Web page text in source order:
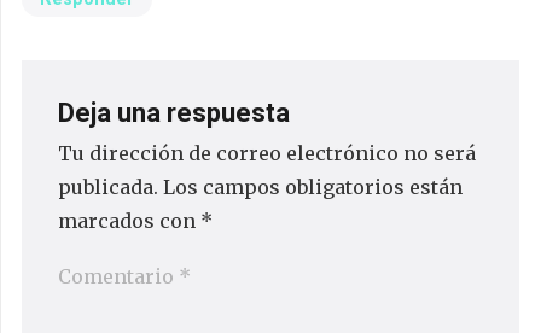
Deja una respuesta
Tu dirección de correo electrónico no será
publicada. Los campos obligatorios están
marcados con *